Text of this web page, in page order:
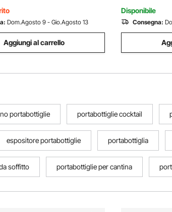
Dom.Agosto 9 - Gio.Agosto 13
Aggiungi al carrello
Disponibile
Consegna:
portabottiglie portabottiglie cocktail
espositore portabottiglie portabottiglia
soffitto portabottiglie per cantina